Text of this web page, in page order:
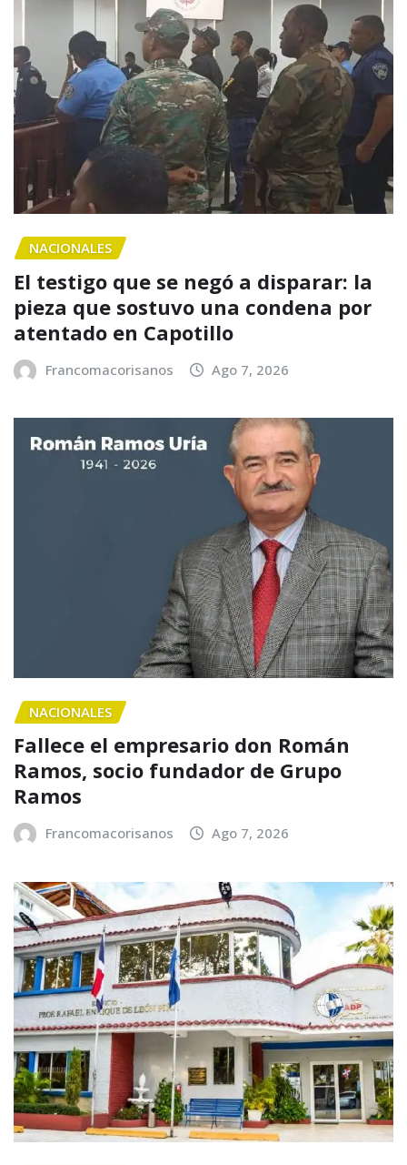
NACIONALES
El testigo que se negó a disparar: la
pieza que sostuvo una condena por
atentado en Capotillo
Francomacorisanos Ago 7, 2026
NACIONALES
Fallece el empresario don Román
Ramos, socio fundador de Grupo
Ramos
Francomacorisanos Ago 7, 2026